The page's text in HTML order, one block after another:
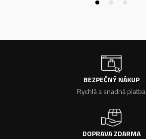
BEZPEČNÝ NÁKUP
Rychlá a snadná platba
DOPRAVA ZDARMA